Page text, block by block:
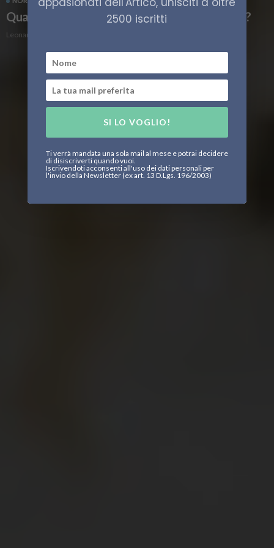
Qual è il periodo migliore per visitare Tromsø?
Leonardo Parigi
2500 iscritti
SI LO VOGLIO!
Ti verrà mandata una sola mail al mese e potrai decidere
di disiscriverti quando vuoi.
Iscrivendoti acconsenti all'uso dei dati personali per
l'invio della Newsletter (ex art. 13 D.Lgs. 196/2003)